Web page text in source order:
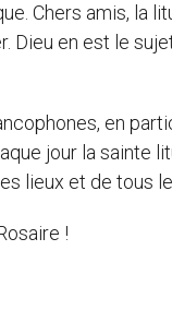
Chers amis, la
Dieu en est le
en
jour la sainte
lieux et de tous
!